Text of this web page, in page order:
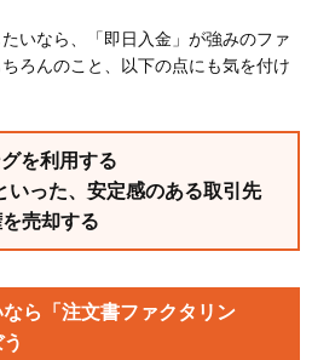
いなら、「即日入金」が強みのファ
ろんのこと、以下の点にも気を付け
を利用する
いった、安定感のある取引先
売却する
ら「注文書ファクタリン